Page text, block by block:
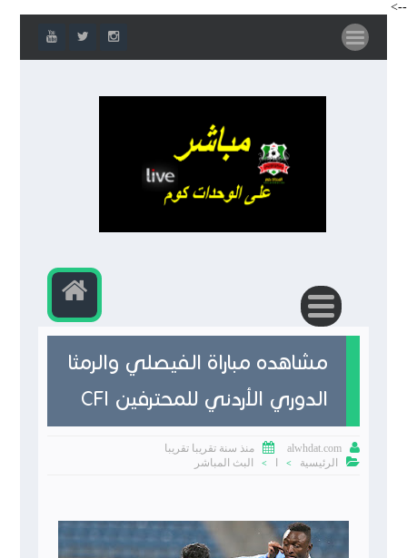
-->
مشاهده مباراة الفيصلي والرمثا
الدوري الأردني للمحترفين CFI

alwhdat.com

منذ سنة تقريبا تقريبا

الرئيسية >
> البث المباشر